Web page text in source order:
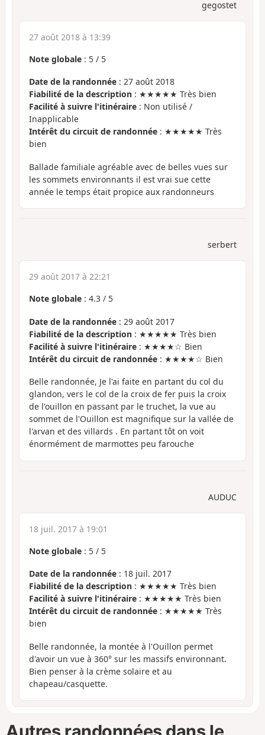
gegostet
27 août 2018 à 13:39
Note globale : 5 / 5
Date de la randonnée : 27 août 2018
Fiabilité de la description : ★★★★★ Très bien
Facilité à suivre l'itinéraire : Non utilisé /
Inapplicable
Intérêt du circuit de randonnée : ★★★★★ Très
bien
Ballade familiale agréable avec de belles vues sur
les sommets environnants il est vrai sue cette
année le temps était propice aux randonneurs
serbert
29 août 2017 à 22:21
Note globale : 4.3 / 5
Date de la randonnée : 29 août 2017
Fiabilité de la description : ★★★★★ Très bien
Facilité à suivre l'itinéraire : ★★★★☆ Bien
Intérêt du circuit de randonnée : ★★★★☆ Bien
Belle randonnée, Je l'ai faite en partant du col du
glandon, vers le col de la croix de fer puis la croix
de l'ouillon en passant par le truchet, la vue au
sommet de l'Ouillon est magnifique sur la vallée de
l'arvan et des villards . En partant tôt on voit
énormément de marmottes peu farouche
AUDUC
18 juil. 2017 à 19:01
Note globale : 5 / 5
Date de la randonnée : 18 juil. 2017
Fiabilité de la description : ★★★★★ Très bien
Facilité à suivre l'itinéraire : ★★★★★ Très bien
Intérêt du circuit de randonnée : ★★★★★ Très
bien
Belle randonnée, la montée à l'Ouillon permet
d'avoir un vue à 360° sur les massifs environnant.
Bien penser à la crème solaire et au
chapeau/casquette.